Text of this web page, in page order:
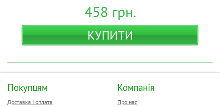
458 грн.
КУПИТИ
Покупцям
Доставка і оплата
Компанія
Про нас